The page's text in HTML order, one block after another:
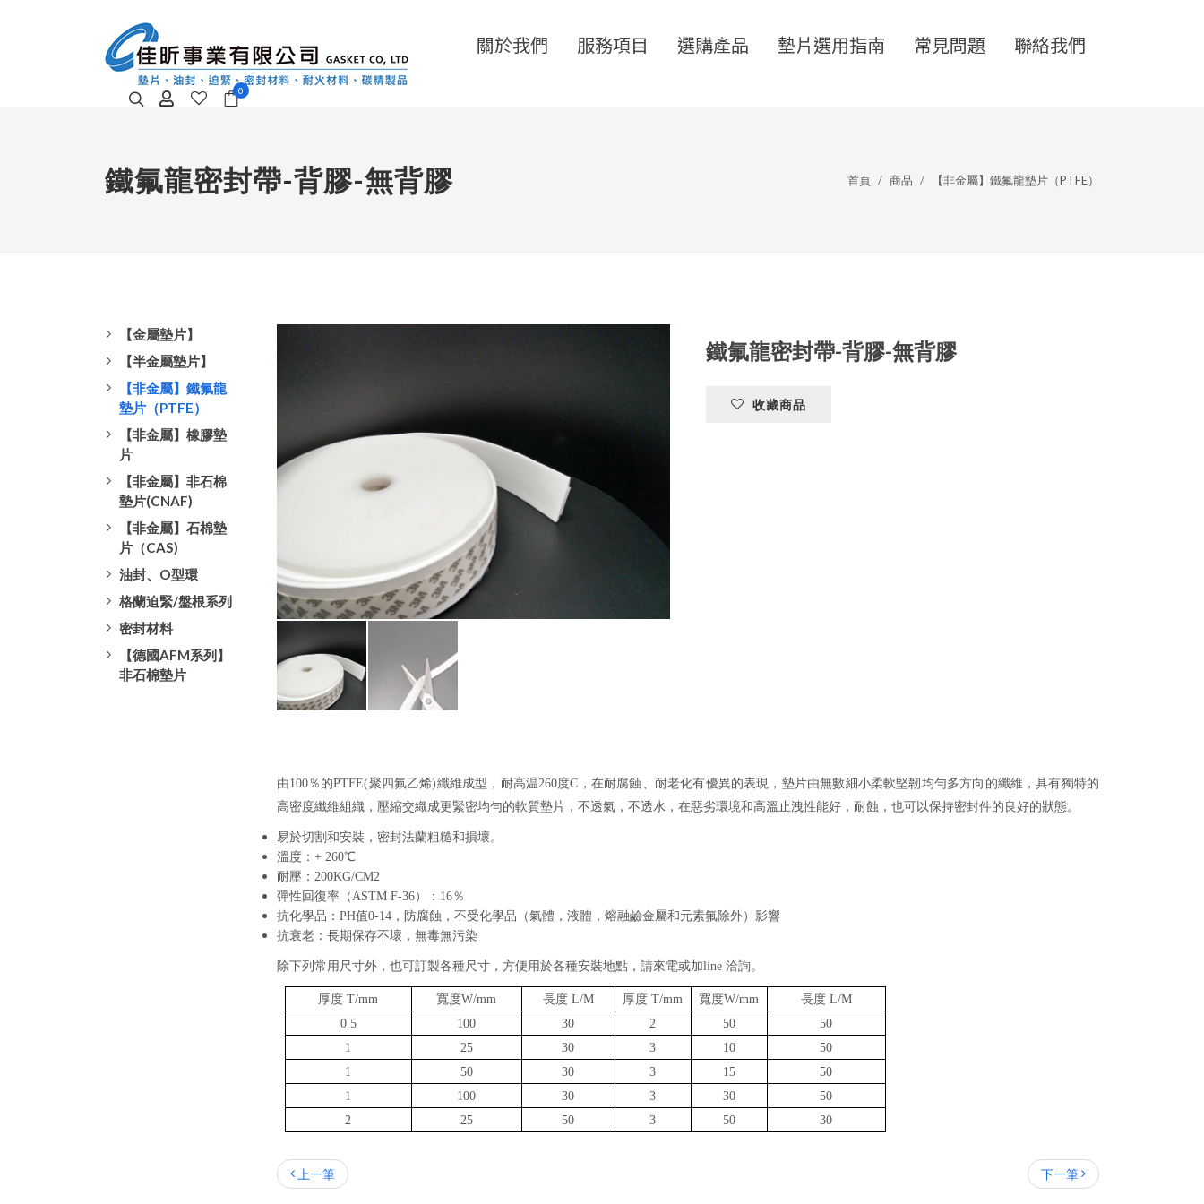
0
關於我們 服務項目 選購產品 墊片選用指南 常見問題 聯絡我們
鐵氟龍密封帶-背膠-無背膠 首頁 商品 【非金屬】鐵氟龍墊片（PTFE）
【金屬墊片】
【半金屬墊片】
【非金屬】鐵氟龍
墊片（PTFE）
【非金屬】橡膠墊
片
【非金屬】非石棉
墊片(CNAF)
【非金屬】石棉墊
片（CAS)
油封、O型環
格蘭迫緊/盤根系列
密封材料
【德國AFM系列】
非石棉墊片
鐵氟龍密封帶-背膠-無背膠
收藏商品
由100％的PTFE(聚四氟乙烯)纖維成型，耐高温260度C，在耐腐蝕、耐老化有優異的表現，墊片由無數細小柔軟堅韌均勻多方向的纖維，具有獨特的
高密度纖維組織，壓縮交織成更緊密均勻的軟質墊片，不透氣，不透水，在惡劣環境和高溫止洩性能好，耐蝕，也可以保持密封件的良好的狀態。
易於切割和安裝，密封法蘭粗糙和損壞。
溫度：+ 260℃
耐壓：200KG/CM2
彈性回復率（ASTM F-36）：16％
抗化學品：PH值0-14，防腐蝕，不受化學品（氣體，液體，熔融鹼金屬和元素氟除外）影響
抗衰老：長期保存不壞，無毒無污染
除下列常用尺寸外，也可訂製各種尺寸，方便用於各種安裝地點，請來電或加line 洽詢。
厚度 T/mm 寬度W/mm 長度 L/M 厚度 T/mm 寬度W/mm
長度 L/M
0.5
100 30 2 50
50
1
25 30 3 10
50
1
50 30 3 15
50
1
100 30 3 30
50
2
25 50 3 50 30
下一筆
上一筆